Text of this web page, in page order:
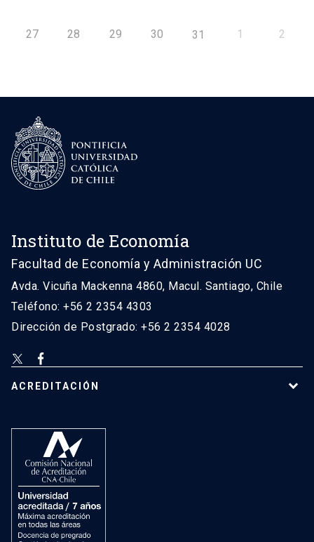
27 28 29 30 31 1 2
Instituto de Economía
Facultad de Economía y Administración UC
Avda. Vicuña Mackenna 4860, Macul. Santiago, Chile
Teléfono: +56 2 2354 4303
Dirección de Postgrado: +56 2 2354 4028
ACREDITACIÓN